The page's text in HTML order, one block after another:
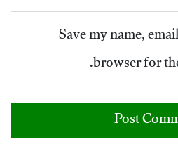
Save my name,
browser for